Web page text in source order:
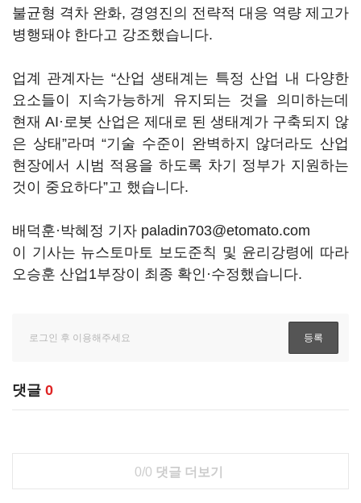
불균형 격차 완화, 경영진의 전략적 대응 역량 제고가
병행돼야 한다고 강조했습니다.
업계 관계자는 “산업 생태계는 특정 산업 내 다양한
요소들이 지속가능하게 유지되는 것을 의미하는데
현재 AI·로봇 산업은 제대로 된 생태계가 구축되지 않
은 상태 ”라며“기술 수준이 완벽하지 않더라도 산업
현장에서 시범 적용을 하도록 차기 정부가 지원하는
것이 중요하다”고 했습니다.
배덕훈·박혜정 기자 paladin703@etomato.com
이 기사는 뉴스토마토 보도준칙 및 윤리강령에 따라
오승훈 산업1부장이 최종 확인·수정했습니다.
댓글 0
0/0 댓글 더보기